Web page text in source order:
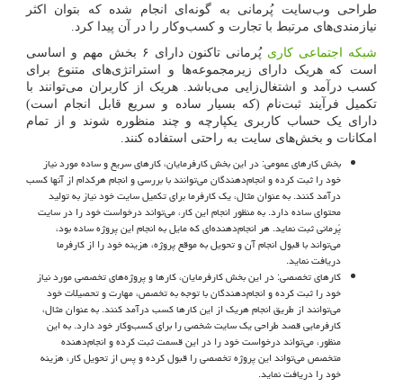
طراحی وب‌سایت پُرمانی به گونه‌ای انجام شده که بتوان اکثر
نیازمندی‌های مرتبط با تجارت و کسب‌وکار را در آن پیدا کرد.
شبکه اجتماعی کاری
پُرمانی تاکنون دارای ۶ بخش مهم و اساسی
است که هریک دارای زیرمجموعه‌ها و استراتژی‌های متنوع برای
کسب درآمد و اشتغال‌زایی می‌باشد. هریک از کاربران می‌توانند با
تکمیل فرآیند ثبت‌نام (که بسیار ساده و سریع قابل انجام است)
دارای یک حساب کاربری یکپارچه و چند منظوره شوند و از تمام
امکانات و بخش‌های سایت به راحتی استفاده کنند.
بخش کارهای عمومی: در این بخش کارفرمایان، کارهای سریع و ساده مورد نیاز
خود را ثبت کرده و انجام‌دهندگان می‌توانند با بررسی و انجام هرکدام از آنها کسب
درآمد کنند. به عنوان مثال، یک کارفرما برای تکمیل سایت خود نیاز به تولید
محتوای ساده دارد. به منظور انجام این کار، می‌تواند درخواست خود را در سایت
پُرمانی ثبت نماید. هر انجام‌دهنده‌ای که مایل به انجام این پروژه ساده بود،
می‌تواند با قبول انجام آن و تحویل به موقع پروژه، هزینه خود را از کارفرما
دریافت نماید.
کارهای تخصصی: در این بخش کارفرمایان، کارها و پروژه‌های تخصصی مورد نیاز
خود را ثبت کرده و انجام‌دهندگان با توجه به تخصص، مهارت و تحصیلات خود
می‌توانند از طریق انجام هریک از این کارها کسب درآمد کنند. به عنوان مثال،
کارفرمایی قصد طراحی یک سایت شخصی را برای کسب‌وکار خود دارد. به این
منظور، می‌تواند درخواست خود را در این قسمت ثبت کرده و انجام‌دهنده
متخصص می‌تواند این پروژه تخصصی را قبول کرده و پس از تحویل کار، هزینه
خود را دریافت نماید.